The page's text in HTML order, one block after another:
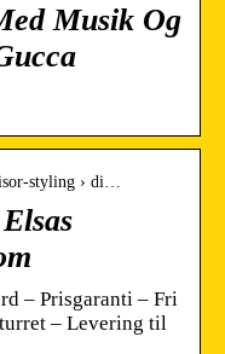
Musik Og
styling › di…
– Prisgaranti – Fri
– Levering til